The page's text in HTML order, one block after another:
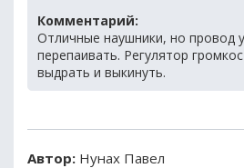
Комментарий:
Отличные наушники, но провод
перепаивать. Регулятор
выдрать и выкинуть.
Автор: Нунах Павел